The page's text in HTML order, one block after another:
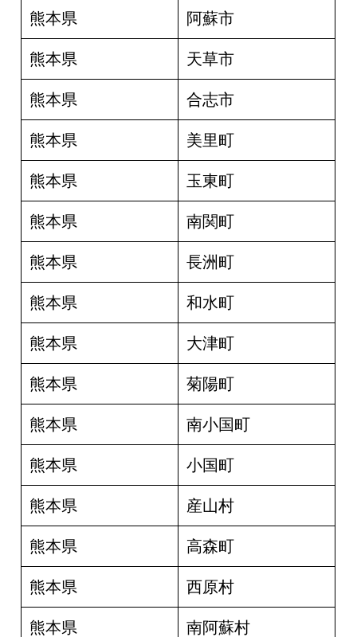
熊本県 阿蘇市
熊本県 天草市
熊本県 合志市
熊本県 美里町
熊本県 玉東町
熊本県 南関町
熊本県 長洲町
熊本県 和水町
熊本県 大津町
熊本県 菊陽町
熊本県 南小国町
熊本県 小国町
熊本県 産山村
熊本県 高森町
熊本県 西原村
熊本県 南阿蘇村